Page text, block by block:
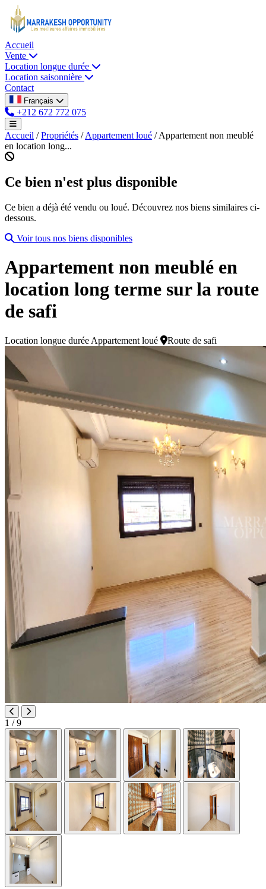
Accueil
Vente
Location longue durée
Location saisonnière
Contact
Français
+212 672 772 075
Accueil / Propriétés / Appartement loué / Appartement non meublé
en location long...
Ce bien n'est plus disponible
Ce bien a déjà été vendu ou loué. Découvrez nos biens similaires ci-
dessous.
Voir tous nos biens disponibles
Appartement non meublé en
location long terme sur la route
de safi
Location longue durée Appartement loué Route de safi
1 / 9